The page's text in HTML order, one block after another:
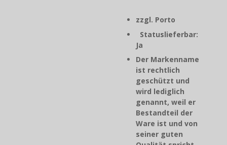
zzgl. Porto
Statuslieferbar:
Ja
Der Markenname
ist rechtlich
geschützt und
wird lediglich
genannt, weil er
Bestandteil der
Ware ist und von
seiner guten